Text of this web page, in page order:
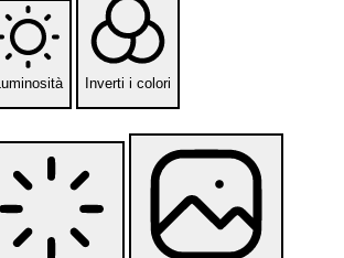
Luminosità Inverti i colori